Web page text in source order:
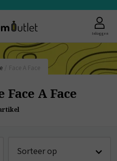
Inloggen
Face A Face
Sorteer op